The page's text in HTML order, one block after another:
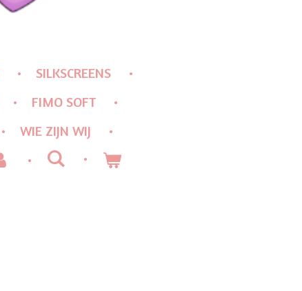
SILKSCREENS
FIMO SOFT
WIE ZIJN WIJ